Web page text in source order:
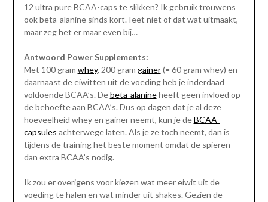
12 ultra pure BCAA-caps te slikken? Ik gebruik trouwens
ook beta-alanine sinds kort. Ieet niet of dat wat uitmaakt,
maar zeg het er maar even bij…
Antwoord Power Supplements:
Met 100 gram whey, 200 gram gainer(= 60 gram whey) en
daarnaast de eiwitten uit de voeding heb je inderdaad
voldoende BCAA’s. Debeta-alanineheeft geen invloed op
de behoefte aan BCAA’s. Dus op dagen dat je al deze
hoeveelheid whey en gainer neemt, kun je deBCAA-
capsules achterwege laten. Als je ze toch neemt, dan is
tijdens de training het beste moment omdat de spieren
dan extra BCAA’s nodig.
Ik zou er overigens voor kiezen wat meer eiwit uit de
voeding te halen en wat minder uit shakes. Gezien de